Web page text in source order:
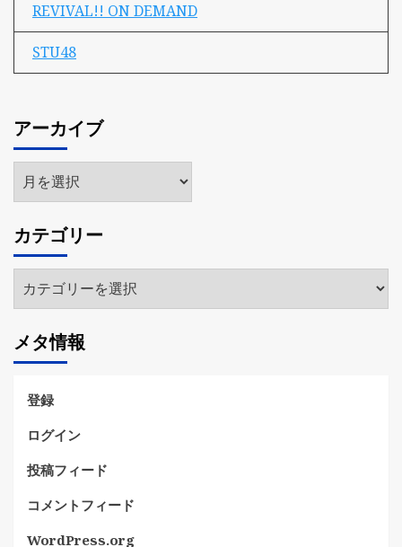
REVIVAL!! ON DEMAND
STU48
アーカイブ
ア
ー
イ
ブ
カテゴリー
テ
リ
ー
メタ情報
登録
ログイン
投稿フィード
コメントフィード
WordPress.org